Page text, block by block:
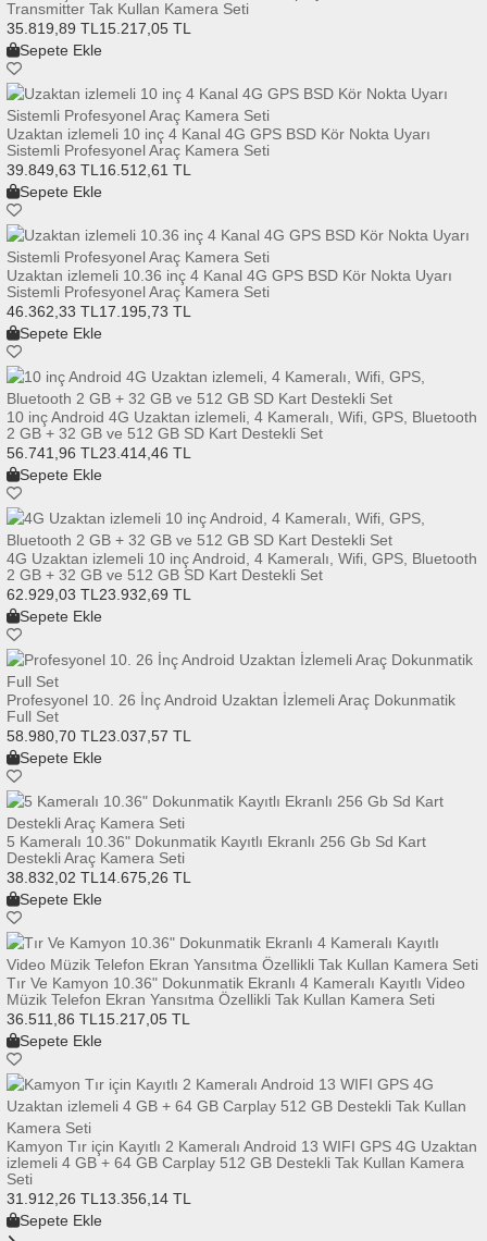
Transmitter Tak Kullan Kamera Seti
35.819,89 TL 15.217,05 TL
Sepete Ekle
Uzaktan izlemeli 10 inç 4 Kanal 4G GPS BSD Kör Nokta Uyarı
Sistemli Profesyonel Araç Kamera Seti
39.849,63 TL 16.512,61 TL
Sepete Ekle
Uzaktan izlemeli 10.36 inç 4 Kanal 4G GPS BSD Kör Nokta Uyarı
Sistemli Profesyonel Araç Kamera Seti
46.362,33 TL 17.195,73 TL
Sepete Ekle
10 inç Android 4G Uzaktan izlemeli, 4 Kameralı, Wifi, GPS, Bluetooth
2 GB + 32 GB ve 512 GB SD Kart Destekli Set
56.741,96 TL 23.414,46 TL
Sepete Ekle
4G Uzaktan izlemeli 10 inç Android, 4 Kameralı, Wifi, GPS, Bluetooth
2 GB + 32 GB ve 512 GB SD Kart Destekli Set
62.929,03 TL 23.932,69 TL
Sepete Ekle
Profesyonel 10. 26 İnç Android Uzaktan İzlemeli Araç Dokunmatik
Full Set
58.980,70 TL 23.037,57 TL
Sepete Ekle
5 Kameralı 10.36" Dokunmatik Kayıtlı Ekranlı 256 Gb Sd Kart
Destekli Araç Kamera Seti
38.832,02 TL 14.675,26 TL
Sepete Ekle
Tır Ve Kamyon 10.36" Dokunmatik Ekranlı 4 Kameralı Kayıtlı Video
Müzik Telefon Ekran Yansıtma Özellikli Tak Kullan Kamera Seti
36.511,86 TL 15.217,05 TL
Sepete Ekle
Kamyon Tır için Kayıtlı 2 Kameralı Android 13 WIFI GPS 4G Uzaktan
izlemeli 4 GB + 64 GB Carplay 512 GB Destekli Tak Kullan Kamera
Seti
31.912,26 TL 13.356,14 TL
Sepete Ekle